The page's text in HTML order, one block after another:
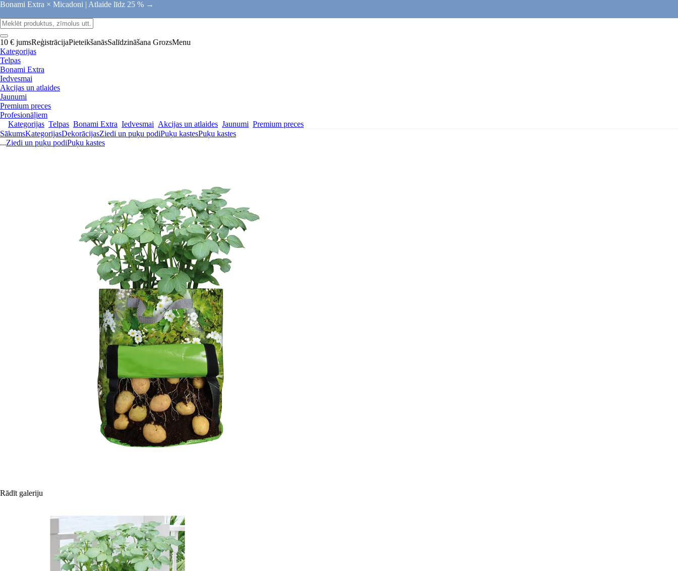
Bonami Extra × Micadoni | Atlaide līdz 25 % →
10 € jumsReģistrācijaPieteikšanāsSalīdzināšana GrozsMenu
Kategorijas
Telpas
Bonami Extra
Iedvesmai
Akcijas un atlaides
Jaunumi
Premium preces
Profesionāļiem
Kategorijas Telpas Bonami Extra Iedvesmai Akcijas un atlaides Jaunumi Premium preces
SākumsKategorijasDekorācijasZiedi un puķu podiPuķu kastesPuķu kastes
...Ziedi un puķu podiPuķu kastes
Rādīt galeriju